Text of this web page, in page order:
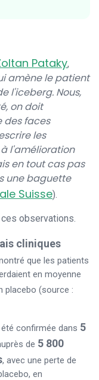
Pataky,
amène le patient
l'iceberg. Nous,
on doit
des faces
les
l'amélioration
en tout cas pas
une baguette
Suisse).
observations.
cliniques
que les patients
en moyenne
placebo (source :
confirmée dans 5
de 5 800
, avec une perte de
en